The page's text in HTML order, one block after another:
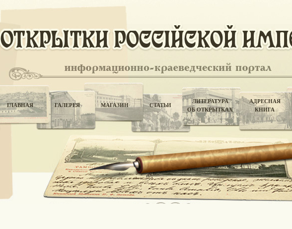
ГЛАВНАЯ ГАЛЕРЕЯ МАГАЗИН СТАТЬИ
ЛИТЕРАТУРА
ОБ ОТКРЫТКАХ
АДРЕСНАЯ
КНИГА